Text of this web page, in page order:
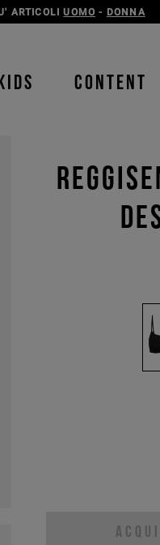
-DONNA
CONTENT